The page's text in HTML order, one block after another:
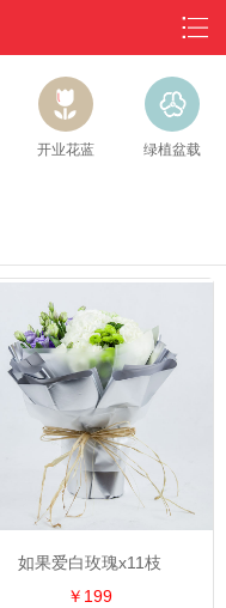
开业花蓝 绿植盆载
如果爱白玫瑰x11枝
￥199